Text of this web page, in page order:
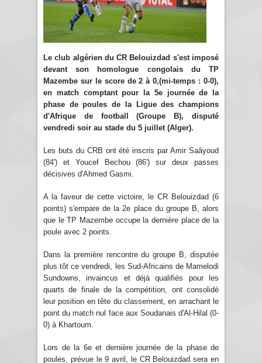
Le club algérien du CR Belouizdad s'est imposé
devant son homologue congolais du TP
Mazembe sur le score de 2 à 0,(mi-temps : 0-0),
en match comptant pour la 5e journée de la
phase de poules de la Ligue des champions
d'Afrique de football (Groupe B), disputé
vendredi soir au stade du 5 juillet (Alger).
Les buts du CRB ont été inscris par Amir Saâyoud
(84') et Youcef Bechou (86') sur deux passes
décisives d'Ahmed Gasmi.
A la faveur de cette victoire, le CR Belouizdad (6
points) s'empare de la 2e place du groupe B, alors
que le TP Mazembe occupe la dernière place de la
poule avec 2 points.
Dans la première rencontre du groupe B, disputée
plus tôt ce vendredi, les Sud-Africains de Mamelodi
Sundowns, invaincus et déjà qualifiés pour les
quarts de finale de la compétition, ont consolidé
leur position en tête du classement, en arrachant le
point du match nul face aux Soudanais d'Al-Hilal (0-
0) à Khartoum.
Lors de la 6e et dernière journée de la phase de
poules, prévue le 9 avril, le CR Belouizdad sera en